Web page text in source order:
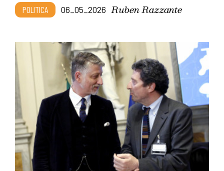
POLITICA 06_05_2026 Ruben Razzante